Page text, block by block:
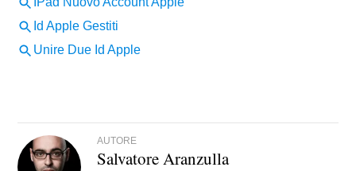
AUTORE
Salvatore Aranzulla